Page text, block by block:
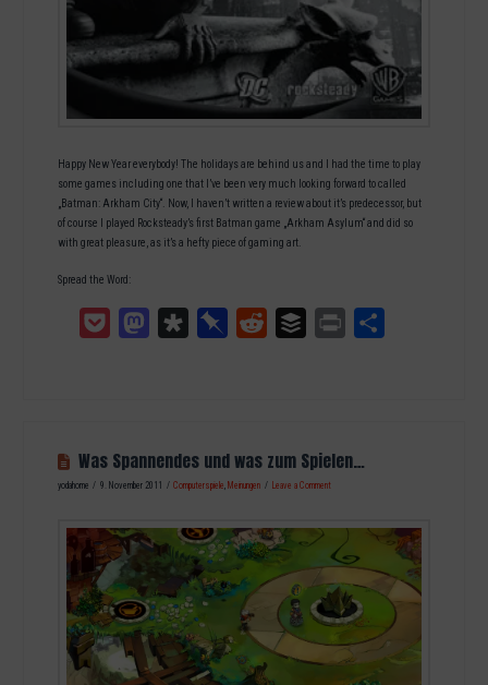
Happy New Year everybody! The holidays are behind us and I had the time to play
some games including one that I’ve been very much looking forward to called
„Batman: Arkham City“. Now, I haven’t written a review about it’s predecessor, but
of course I played Rocksteady’s first Batman game „Arkham Asylum“ and did so
with great pleasure, as it’s a hefty piece of gaming art.
Spread the Word:
Pocket MastodonDiasporaPinboardReddit Buffer Print
Was Spannendes und was zum Spielen…
yodahome 9. November 2011 Computerspiele, Meinungen Leave a Comment